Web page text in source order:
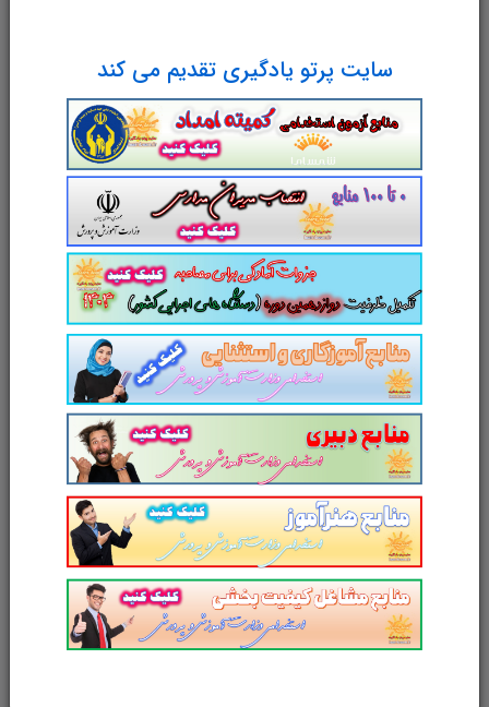
سایت پرتو یادگیری تقدیم می کند
نام و نام خانوادگی
پست الکترونیک
آدرس وب‌سایت
امتیاز شما به محصول
ارسال دیدگاه انصراف